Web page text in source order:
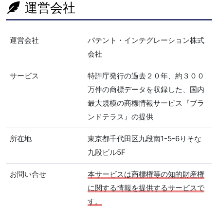
運営会社
運営会社
パテント・インテグレーション株式
会社
サービス
特許庁発行の過去２０年、約３００
万件の商標データを収録した、国内
最大規模の商標情報サービス『ブラ
ンドテラス』の提供
所在地
東京都千代田区九段南1-5-6りそな
九段ビル5F
お問い合せ
本サービスは商標権等の知的財産権
に関する情報を提供するサービスで
す。